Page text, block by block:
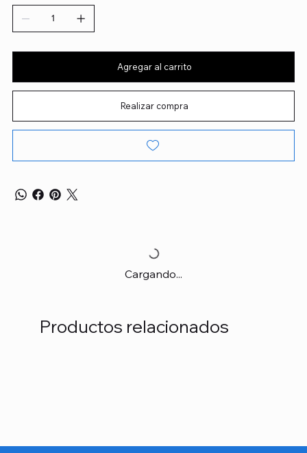
Agregar al carrito
Realizar compra
Cargando...
Productos relacionados